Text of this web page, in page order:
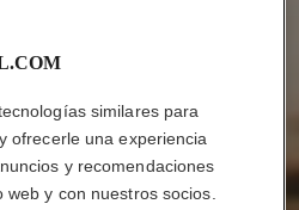
similares para
ofrecerle una experiencia
y recomendaciones
y con nuestros socios.